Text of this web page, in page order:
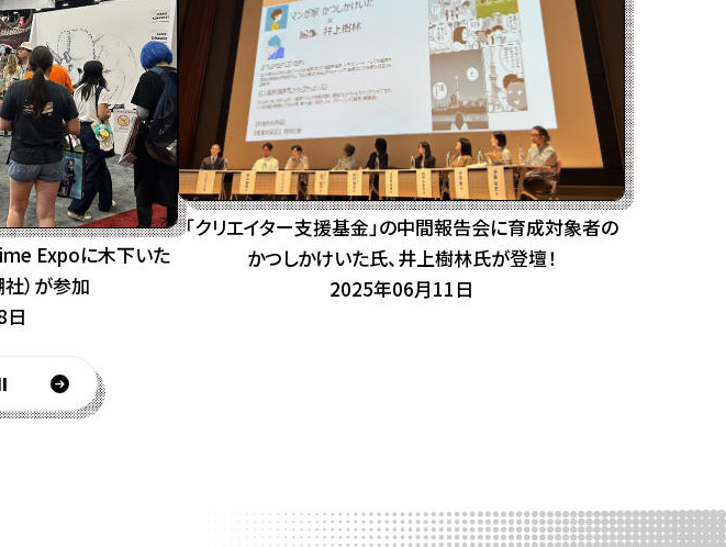
Expoに木下いた
）が参加
日
「クリエイター支援基金」の中間報告会に育成対象者の
かつしかけいた氏、井上樹林氏が登壇！
2025年06月11日